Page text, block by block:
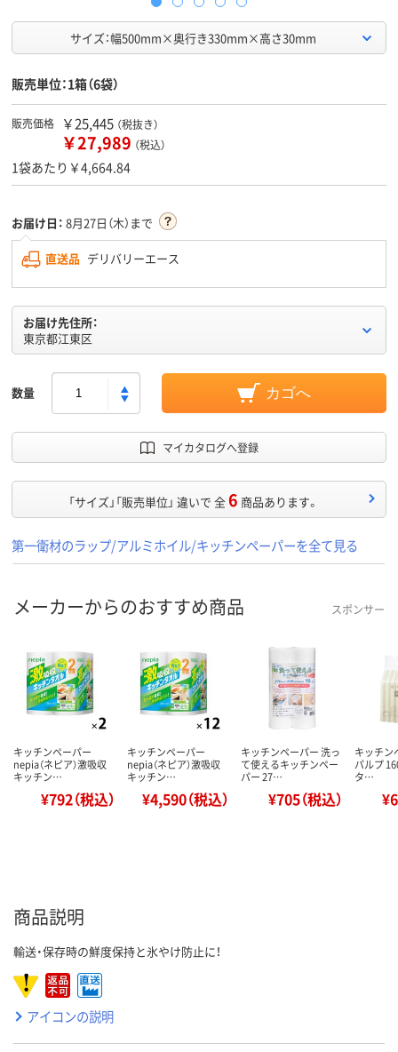
サイズ：幅500mm×奥行き330mm×高さ30mm
販売単位：1箱（6袋）
販売価格 ￥25,445 （税抜き）
￥27,989 （税込）
1袋あたり￥4,664.84
お届け日： 8月27日（木）まで
直送品 デリバリーエース
お届け先住所：
東京都江東区
数量 カゴへ
マイカタログへ登録
「サイズ」「販売単位」 違いで 全6 商品あります。
第一衛材のラップ/アルミホイル/キッチンペーパーを全て見る
メーカーからのおすすめ商品 スポンサー
キッチンペーパー
nepia（ネピア）激吸収
キッチン…
¥792（税込）
キッチンペーパー
nepia（ネピア）激吸収
キッチン…
¥4,590（税込）
キッチンペーパー 洗っ
て使えるキッチンペー
パー 27…
¥705（税込）
キッチン
パルプ
タ…
商品説明
輸送・保存時の鮮度保持と氷やけ防止に！
アイコンの説明